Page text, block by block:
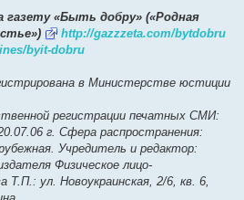
газету «Быть добру» («Родная
http://gazzzeta.com/bytdobru
byit-dobru
в Министерстве юстиции
регистрации печатных СМИ:
г. Сфера распространения:
Учредитель и редактор:
Физическое лицо-
Т.П.: ул. Новоукраинская, 2/6, кв. 6,